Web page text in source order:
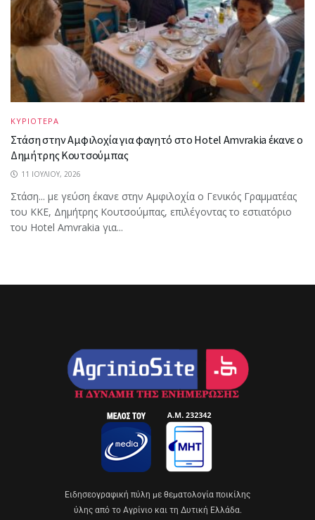
ΚΥΡΙΟΤΕΡΑ
Στάση στην Αμφιλοχία για φαγητό στο Hotel Amvrakia έκανε ο
Δημήτρης Κουτσούμπας
11 ΙΟΥΛΊΟΥ, 2026
Στάση... με γεύση έκανε στην Αμφιλοχία ο Γενικός Γραμματέας
του ΚΚΕ, Δημήτρης Κουτσούμπας, επιλέγοντας το εστιατόριο
του Hotel Amvrakia για...
Eιδησεογραφική πύλη με θεματολογία ποικίλης
ύλης από το Αγρίνιο και τη Δυτική Ελλάδα.